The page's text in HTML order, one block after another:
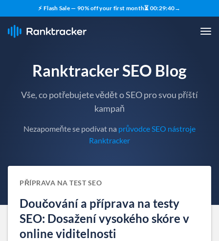
⚡ Flash Sale — 90% off your first month⏳ 00:29:40→
Ranktracker SEO Blog
Vše, co potřebujete vědět o SEO pro svou příští
kampaň
Nezapomeňte se podívat na průvodce SEO nástroje
Ranktracker
PŘÍPRAVA NA TEST SEO
Doučování a příprava na testy
SEO: Dosažení vysokého skóre v
online viditelnosti